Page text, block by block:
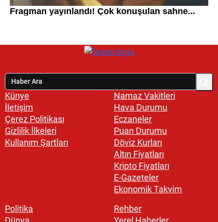
Künye
İletişim
Çerez Politikası
Gizlilik İlkeleri
Kullanım Şartları
Namaz Vakitleri
Hava Durumu
Eczaneler
Puan Durumu
Döviz Kurları
Altın Fiyatları
Kripto Fiyatları
E-Gazeteler
Ekonomik Takvim
Politika
Rehber